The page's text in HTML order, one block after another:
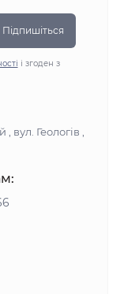
Підпишіться
і згоден з
Геологів ,